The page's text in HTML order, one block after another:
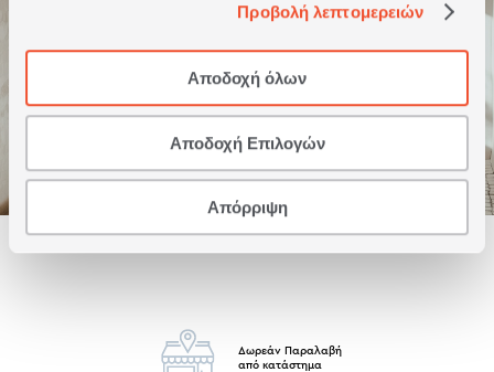
Προβολή λεπτομερειών
Αποδοχή όλων
Αποδοχή Επιλογών
Απόρριψη
ΣΚΑΛΑ ΚΡΕΜΑΣΤΡΑ
Δωρεάν Παραλαβή
από κατάστημα